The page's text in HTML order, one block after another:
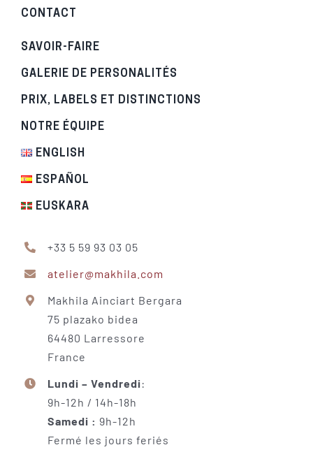
CONTACT
SAVOIR-FAIRE
GALERIE DE PERSONALITÉS
PRIX, LABELS ET DISTINCTIONS
NOTRE ÉQUIPE
ENGLISH
ESPAÑOL
EUSKARA
+33 5 59 93 03 05
atelier@makhila.com
Makhila Ainciart Bergara
75 plazako bidea
64480 Larressore
France
Lundi – Vendredi
9h-12h / 14h-18h
Samedi : 9h-12h
Fermé les jours feriés